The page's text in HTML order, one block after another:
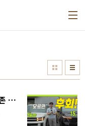
신형 싼타페 하이브리드 연비! 쏘렌토 기존 싼타페와 비교해봤어요! 꼭 하이브리드 고집해야 할까?